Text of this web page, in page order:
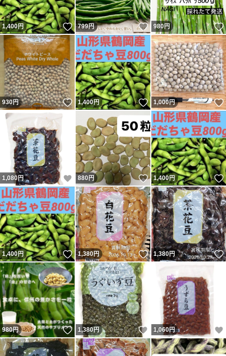
1,400円 いいね！
799円 いいね！
980円
930円 いいね！
1,400円 いいね！
1,000円
1,080円 いいね！
880円 いいね！
1,400円
1,400円 いいね！
1,380円 いいね！
1,380円
980円 いいね！
1,380円 いいね！
1,060円